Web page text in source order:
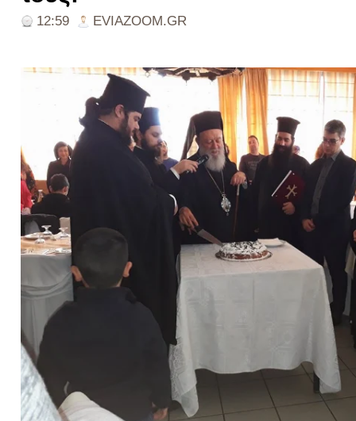
12:59 EVIAZOOM.GR